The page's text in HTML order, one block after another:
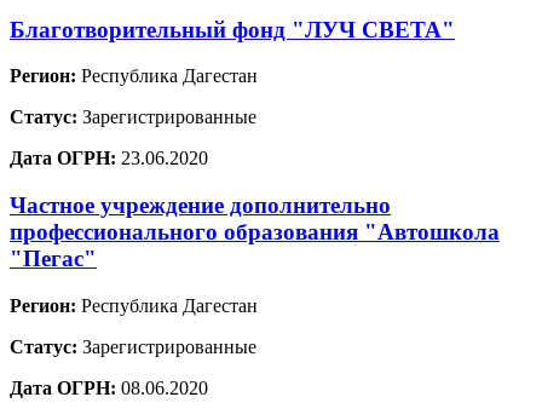
Благотворительный фонд "ЛУЧ СВЕТА"
Регион: Республика Дагестан
Статус: Зарегистрированные
Дата ОГРН: 23.06.2020
Частное учреждение дополнительно
профессионального образования "Автошкола
"Пегас"
Регион: Республика Дагестан
Статус: Зарегистрированные
Дата ОГРН: 08.06.2020